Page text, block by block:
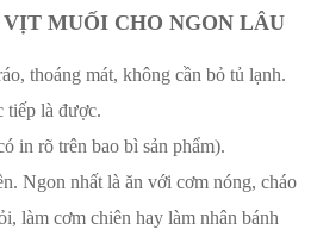
MUỐI CHO NGON LÂU
thoáng mát, không cần bỏ tủ lạnh.
tiếp là được.
in rõ trên bao bì sản phẩm).
Ngon nhất là ăn với cơm nóng, cháo
làm cơm chiên hay làm nhân bánh